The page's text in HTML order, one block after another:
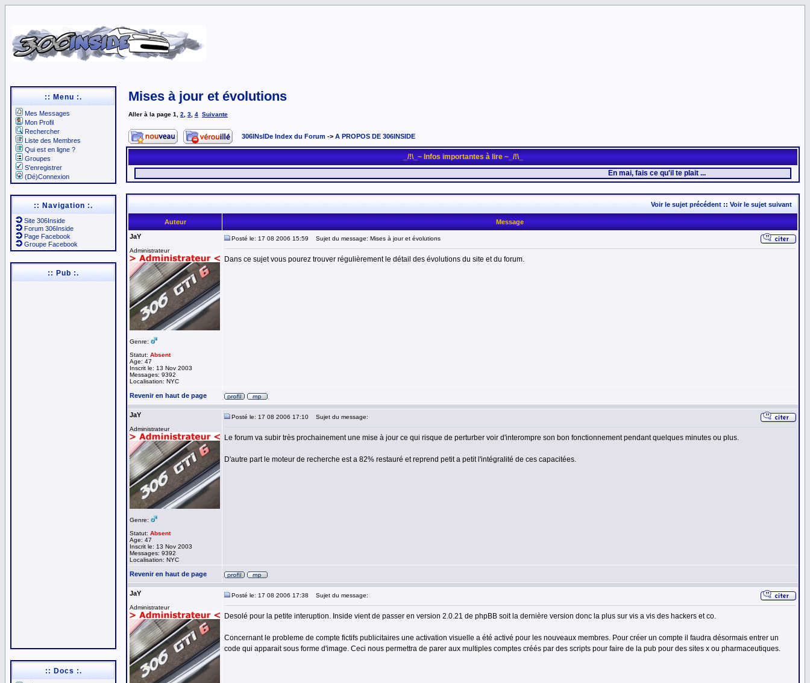
:: Menu :.
Mes Messages
Mon Profil
Rechercher
Liste des Membres
Qui est en ligne ?
Groupes
S'enregistrer
(Dé)Connexion
:: Navigation :.
Site 306Inside
Forum 306Inside
Page Facebook
Groupe Facebook
:: Pub :.
:: Docs :.
Mises à jour et évolutions
Aller à la page 1 2 3 4 Suivante
306INsIDe Index du Forum -> A PROPOS DE 306INSIDE
_/!\_~ Infos importantes à lire ~_/!\_
En mai, fais ce qu'il te plait ...
Voir le sujet précédent :: Voir le sujet suivant
Auteur
Message
JaY
Administrateur
Genre:
Statut: Absent
Age: 47
Inscrit le: 13 Nov 2003
Messages: 9392
Localisation: NYC
Posté le: 17 08 2006 15:59 Sujet du message: Mises à jour et évolutions
Dans ce sujet vous pourez trouver régulièrement le détail des évolutions du site et du forum.
Revenir en haut de page
JaY
Administrateur
Genre:
Statut: Absent
Age: 47
Inscrit le: 13 Nov 2003
Messages: 9392
Localisation: NYC
Posté le: 17 08 2006 17:10 Sujet du message:
Le forum va subir très prochainement une mise à jour ce qui risque de perturber voir d'interompre son bon fonctionnement pendant quelques minutes ou plus.
D'autre part le moteur de recherche est a 82% restauré et reprend petit a petit l'intégralité de ces capacitées.
Revenir en haut de page
JaY
Administrateur
Posté le: 17 08 2006 17:38 Sujet du message:
Desolé pour la petite interuption. Inside vient de passer en version 2.0.21 de phpBB soit la dernière version donc la plus sur vis a vis des hackers et co.
Concernant le probleme de compte fictifs publicitaires une activation visuelle a été activé pour les nouveaux membres. Pour créer un compte il faudra désormais entrer un
code qui apparait sous forme d'image. Ceci nous permettra de parer aux multiples comptes créés par des scripts pour faire de la pub pour des sites x ou pharmaceutiques.